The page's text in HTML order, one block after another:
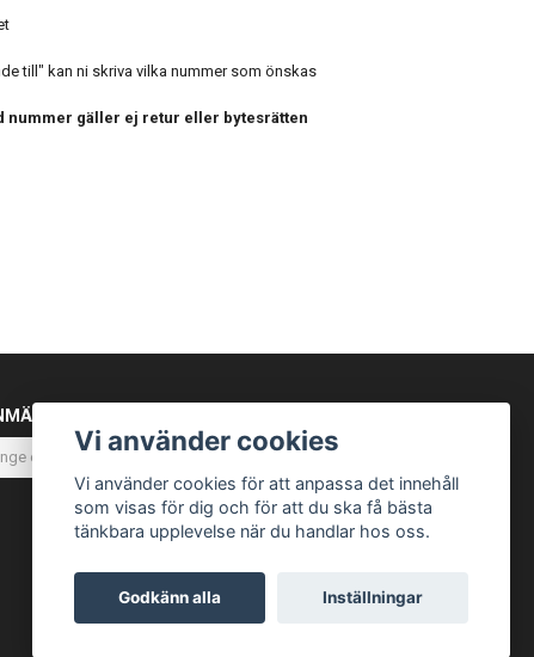
till" kan ni skriva vilka nummer som önskas
nummer gäller ej retur eller bytesrätten
DIG TILL VÅRT NYHETSBREV
Prenumerera
Vi använder cookies
Vi använder cookies för att anpassa det innehåll
som visas för dig och för att du ska få bästa
tänkbara upplevelse när du handlar hos oss.
Godkänn alla Inställningar